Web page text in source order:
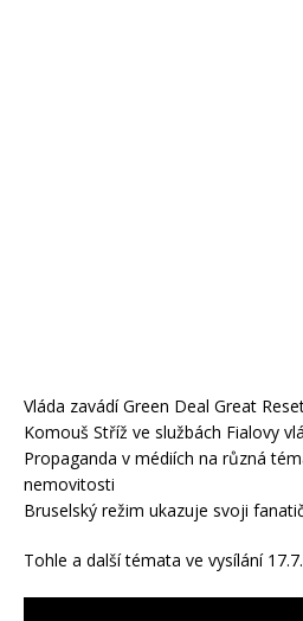
Vláda zavádí Green Deal Great
Komouš Stříž ve službách Fialovy
Propaganda v médiích na různá
nemovitosti
Bruselský režim ukazuje svoji
Tohle a další témata ve vysílání